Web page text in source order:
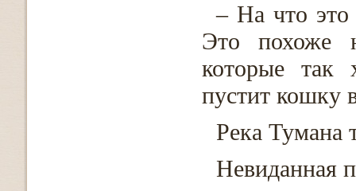
– На что это
Это похоже
которые так
пустит кошку
Река Тумана
Невиданная